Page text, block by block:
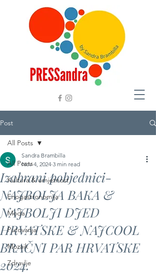
Post
All Posts
Kultura & umjetnost
Enogastronomija
Moda
Putovanja
Mozaik
Zdravlje
All Posts
Izabrani pobjednici-
NAJBOLJA BAKA &
NAJBOLJI DJED
HRVATSKE & NAJCOOL
BRAČNI PAR HRVATSKE
2024.
Sandra Brambilla
Nov 4, 2024 3 min read